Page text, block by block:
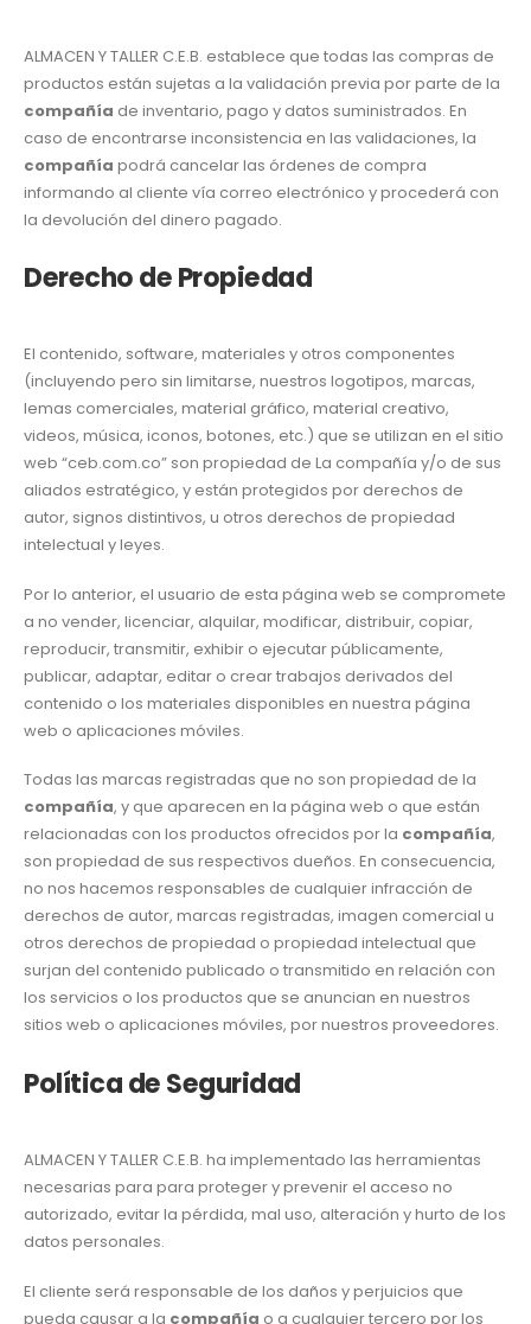
ALMACEN Y TALLER C.E.B. establece que todas las compras de
productos están sujetas a la validación previa por parte de la
compañía de inventario, pago y datos suministrados. En
caso de encontrarse inconsistencia en las validaciones, la
compañía podrá cancelar las órdenes de compra
informando al cliente vía correo electrónico y procederá con
la devolución del dinero pagado.
Derecho de Propiedad
El contenido, software, materiales y otros componentes
(incluyendo pero sin limitarse, nuestros logotipos, marcas,
lemas comerciales, material gráfico, material creativo,
videos, música, iconos, botones, etc.) que se utilizan en el sitio
web “ceb.com.co” son propiedad de La compañía y/o de sus
aliados estratégico, y están protegidos por derechos de
autor, signos distintivos, u otros derechos de propiedad
intelectual y leyes.
Por lo anterior, el usuario de esta página web se compromete
a no vender, licenciar, alquilar, modificar, distribuir, copiar,
reproducir, transmitir, exhibir o ejecutar públicamente,
publicar, adaptar, editar o crear trabajos derivados del
contenido o los materiales disponibles en nuestra página
web o aplicaciones móviles.
Todas las marcas registradas que no son propiedad de la
compañía, y que aparecen en la página web o que están
relacionadas con los productos ofrecidos por la compañía,
son propiedad de sus respectivos dueños. En consecuencia,
no nos hacemos responsables de cualquier infracción de
derechos de autor, marcas registradas, imagen comercial u
otros derechos de propiedad o propiedad intelectual que
surjan del contenido publicado o transmitido en relación con
los servicios o los productos que se anuncian en nuestros
sitios web o aplicaciones móviles, por nuestros proveedores.
Política de Seguridad
ALMACEN Y TALLER C.E.B. ha implementado las herramientas
necesarias para para proteger y prevenir el acceso no
autorizado, evitar la pérdida, mal uso, alteración y hurto de los
datos personales.
El cliente será responsable de los daños y perjuicios que
pueda causar a la compañía o a cualquier tercero por los